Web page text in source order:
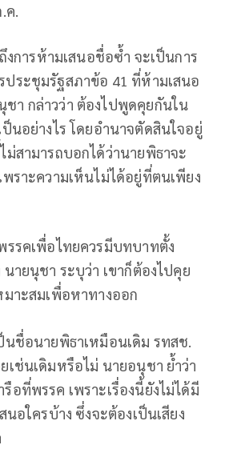
ค.
งการห้ามเสนอชื่อซ้ำ จะเป็นการ
ระชุมรัฐสภาข้อ 41 ที่ห้ามเสนอ
า กล่าวว่า ต้องไปพูดคุยกันใน
ป็นอย่างไร โดยอำนาจตัดสินใจอยู่
สามารถบอกได้ว่านายพิธาจะ
ราะความเห็นไม่ได้อยู่ที่ตนเพียง
รรคเพื่อไทยควรมีบทบาทตั้ง
ายนุชา ระบุว่า เขาก็ต้องไปคุย
มาะสมเพื่อหาทางออก
นชื่อนายพิธาเหมือนเดิม รทสช.
เช่นเดิมหรือไม่ นายอนุชา ย้ำว่า
อที่พรรค เพราะเรื่องนี้ยังไม่ได้มี
นอใครบ้าง ซึ่งจะต้องเป็นเสียง